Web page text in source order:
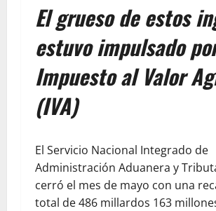
El grueso de estos
estuvo impulsado
Impuesto al Valor
(IVA)
El Servicio Nacional Integrado de
Administración Aduanera y
cerró el mes de mayo con una
total de 486 millardos 163